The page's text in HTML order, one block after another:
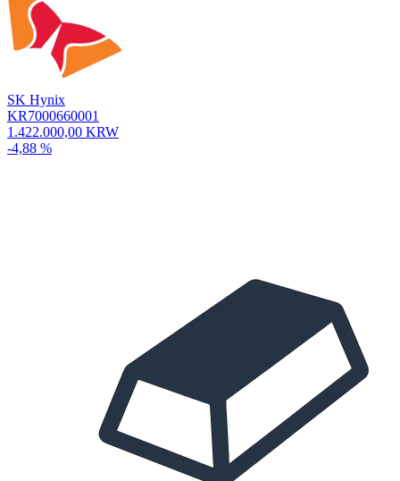
SK Hynix
KR7000660001
1.422.000,00 KRW
-4,88 %